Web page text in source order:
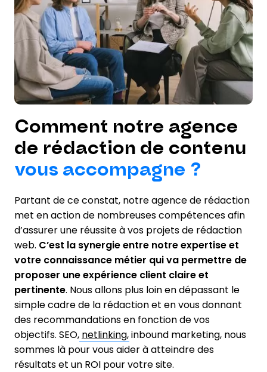
Comment notre agence
de rédaction de contenu
vous accompagne ?
Partant de ce constat, notre agence de rédaction
met en action de nombreuses compétences afin
d’assurer une réussite à vos projets de rédaction
web. C’est la synergie entre notre expertise et
votre connaissance métier qui va permettre de
proposer une expérience client claire et
pertinente. Nous allons plus loin en dépassant le
simple cadre de la rédaction et en vous donnant
des recommandations en fonction de vos
objectifs. SEO, netlinking, inbound marketing, nous
sommes là pour vous aider à atteindre des
résultats et un ROI pour votre site.